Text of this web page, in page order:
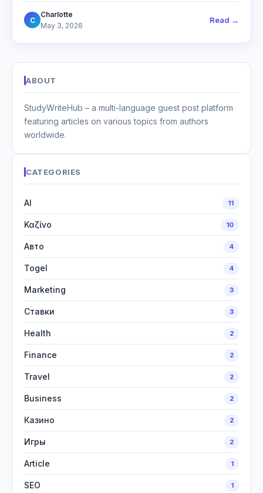
C
Charlotte
May 3, 2026
Read →
ABOUT
StudyWriteHub – a multi-language guest post platform
featuring articles on various topics from authors
worldwide.
CATEGORIES
AI 11
Καζίνο 10
Авто 4
Togel 4
Marketing 3
Ставки 3
Health 2
Finance 2
Travel 2
Business 2
Казино 2
Игры 2
Article 1
SEO 1